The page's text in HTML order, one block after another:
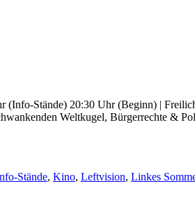
Stände) 20:30 Uhr (Beginn) |
Weltkugel, Bürgerrechte &
Stände, Kino, Leftvision, Linkes